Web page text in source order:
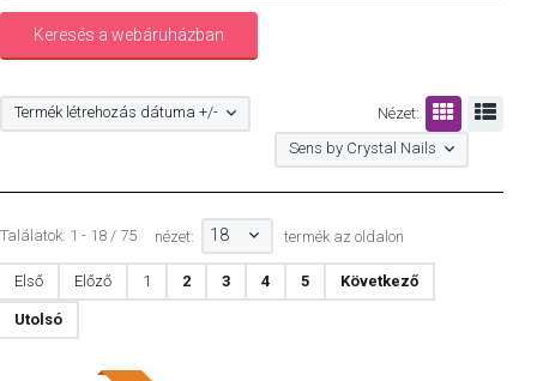
Nézet:
Termék létrehozás dátuma +/-
Sens by Crystal Nails
Találatok: 1 - 18 / 75 nézet: 18 termék az oldalon
Első Előző 1 2 3 4 5 Következő
Utolsó